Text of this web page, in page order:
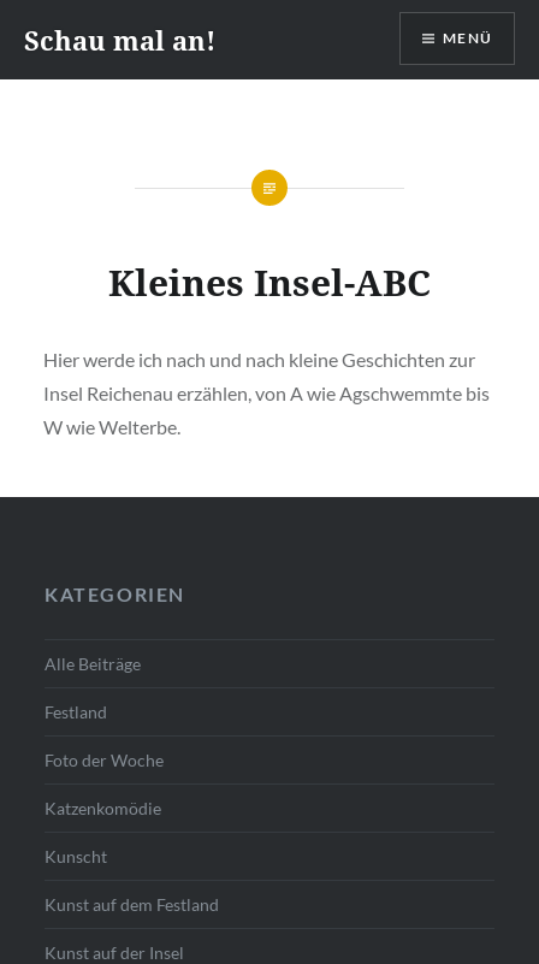
Inhalt
springen
Schau mal an! MENÜ
Kleines Insel-ABC
Hier werde ich nach und nach kleine Geschichten zur
Insel Reichenau erzählen, von A wie Agschwemmte bis
W wie Welterbe.
KATEGORIEN
Alle Beiträge
Festland
Foto der Woche
Katzenkomödie
Kunscht
Kunst auf dem Festland
Kunst auf der Insel